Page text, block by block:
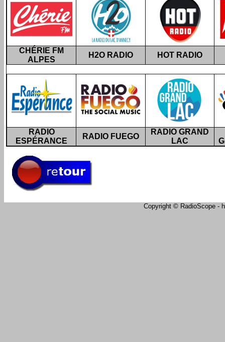
CHÉRIE FM
ALPES
H2O RADIO HOT RADIO
RADIO
ESPÉRANCE
RADIO FUEGO
RADIO GRAND
LAC
Copyright © RadioScope -